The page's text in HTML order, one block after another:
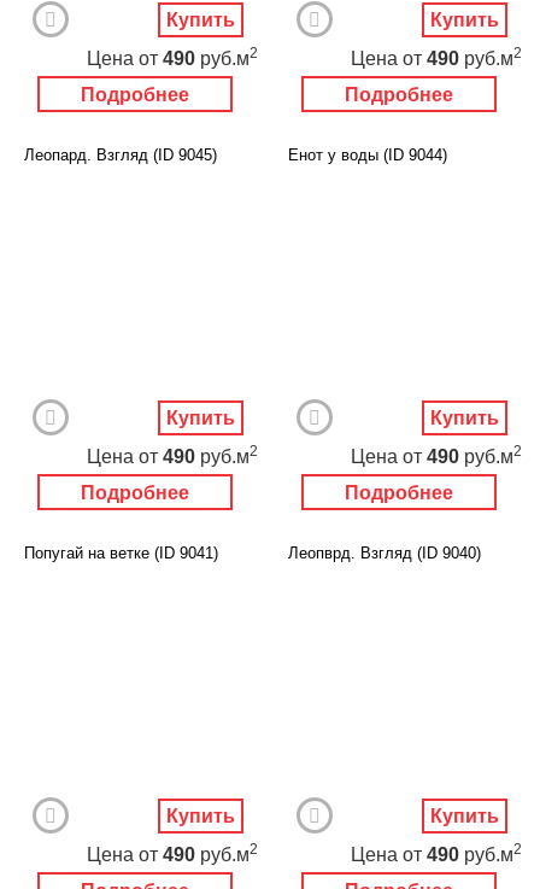
Подробнее
Цена от 490 руб.м2
Купить
Подробнее
Цена от 490 руб.м2
Купить
Леопард. Взгляд (ID 9045)
Подробнее
Цена от 490 руб.м2
Купить
Енот у воды (ID 9044)
Подробнее
Цена от 490 руб.м2
Купить
Попугай на ветке (ID 9041)
Цена от 490 руб.м2
Купить
Леопврд. Взгляд (ID 9040)
Цена от 490 руб.м2
Купить